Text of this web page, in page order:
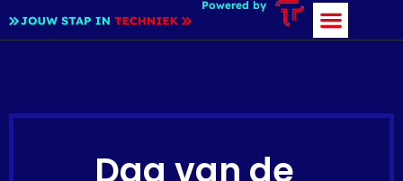
Powered by
Dag van de